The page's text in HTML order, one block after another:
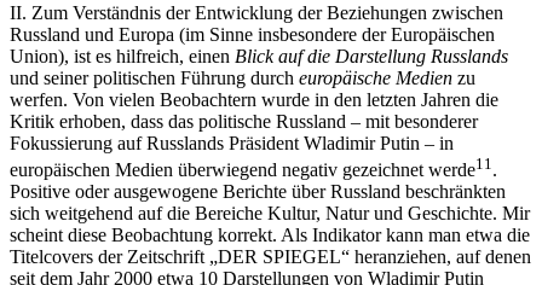
II. Zum Verständnis der Entwicklung der Beziehungen zwischen
Russland und Europa (im Sinne insbesondere der Europäischen
Union), ist es hilfreich, einen Blick auf die Darstellung Russlands
und seiner politischen Führung durch europäische Medien zu
werfen. Von vielen Beobachtern wurde in den letzten Jahren die
Kritik erhoben, dass das politische Russland – mit besonderer
Fokussierung auf Russlands Präsident Wladimir Putin – in
europäischen Medien überwiegend negativ gezeichnet werde11 .
Positive oder ausgewogene Berichte über Russland beschränkten
sich weitgehend auf die Bereiche Kultur, Natur und Geschichte. Mir
scheint diese Beobachtung korrekt. Als Indikator kann man etwa die
Titelcovers der Zeitschrift „DER SPIEGEL“ heranziehen, auf denen
seit dem Jahr 2000 etwa 10 Darstellungen von Wladimir Putin